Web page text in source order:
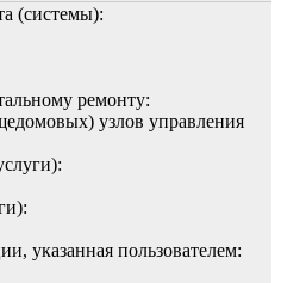
(системы):
ремонту:
узлов управления
указанная пользователем: